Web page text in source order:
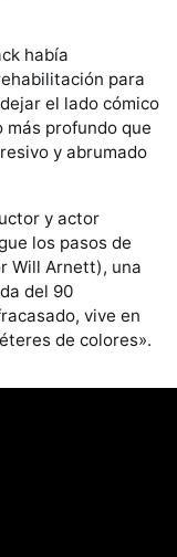
había
para
el lado cómico
más profundo que
y abrumado
y actor
los pasos de
Will Arnett), una
del 90
vive en
de colores».